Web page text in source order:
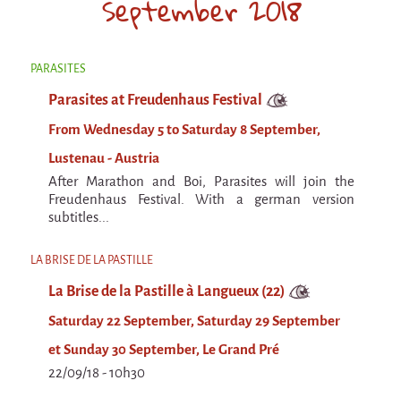
L'âne & la carotte
Les maîtres du désordre
L'essaim - participative project surrounding
La Brise de la Pastille
Mad in Finland
Sans-culotte
Sans-culotte
Espèce d'idiot
Il va pleuvoir
Il va pleuvoir
And before that?
PARASITES
Parasites at Freudenhaus Festival
From Wednesday 5 to Saturday 8 September,
Lustenau - Austria
After Marathon and Boi, Parasites will join the
Freudenhaus Festival. With a german version
subtitles...
LA BRISE DE LA PASTILLE
La Brise de la Pastille à Langueux (22)
Saturday 22 September, Saturday 29 September
et Sunday 30 September, Le Grand Pré
22/09/18 - 10h30